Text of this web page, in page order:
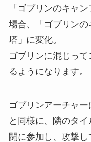
「ゴブリンのキャ
場合、「ゴブリン
塔」に変化。
ゴブリンに混じって
るようになります。
ゴブリンアーチャ
と同様に、隣のタ
闘に参加し、攻撃し